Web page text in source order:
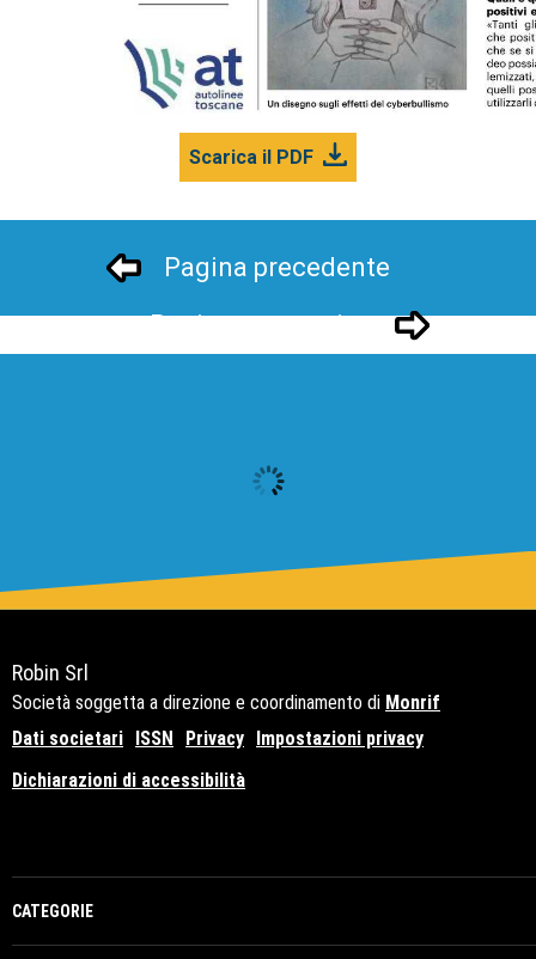
Scarica il PDF
Pagina precedente
Pagina successivo
Robin Srl
Società soggetta a direzione e coordinamento di Monrif
Dati societari ISSN Privacy Impostazioni privacy
Dichiarazioni di accessibilità
CATEGORIE